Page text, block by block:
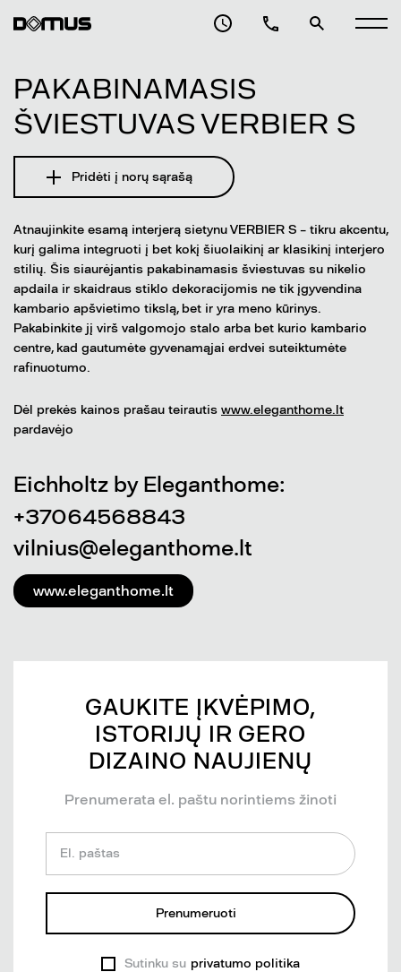
PAKABINAMASIS
ŠVIESTUVAS VERBIER S
Pridėti į norų sąrašą
Atnaujinkite esamą interjerą sietynu VERBIER S – tikru akcentu,
kurį galima integruoti į bet kokį šiuolaikinį ar klasikinį interjero
stilių. Šis siaurėjantis pakabinamasis šviestuvas su nikelio
apdaila ir skaidraus stiklo dekoracijomis ne tik įgyvendina
kambario apšvietimo tikslą, bet ir yra meno kūrinys.
Pakabinkite jį virš valgomojo stalo arba bet kurio kambario
centre, kad gautumėte gyvenamąjai erdvei suteiktumėte
rafinuotumo.
Dėl prekės kainos prašau teirautis www.eleganthome.lt
pardavėjo
Eichholtz by Eleganthome:
+37064568843
vilnius@eleganthome.lt
www.eleganthome.lt
GAUKITE ĮKVĖPIMO,
ISTORIJŲ IR GERO
DIZAINO NAUJIENŲ
Prenumerata el. paštu norintiems žinoti
El. paštas
Prenumeruoti
Sutinku su privatumo politika